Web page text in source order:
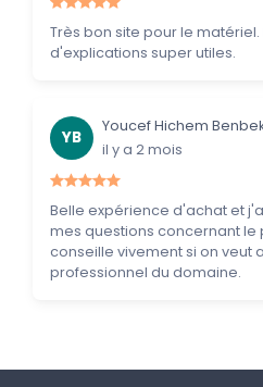
Très bon site pour le
d'explications super utiles.
YB
Youcef Hichem
il y a 2 mois
Belle expérience d'achat et
mes questions concernant le
conseille vivement si on veut
professionnel du domaine.